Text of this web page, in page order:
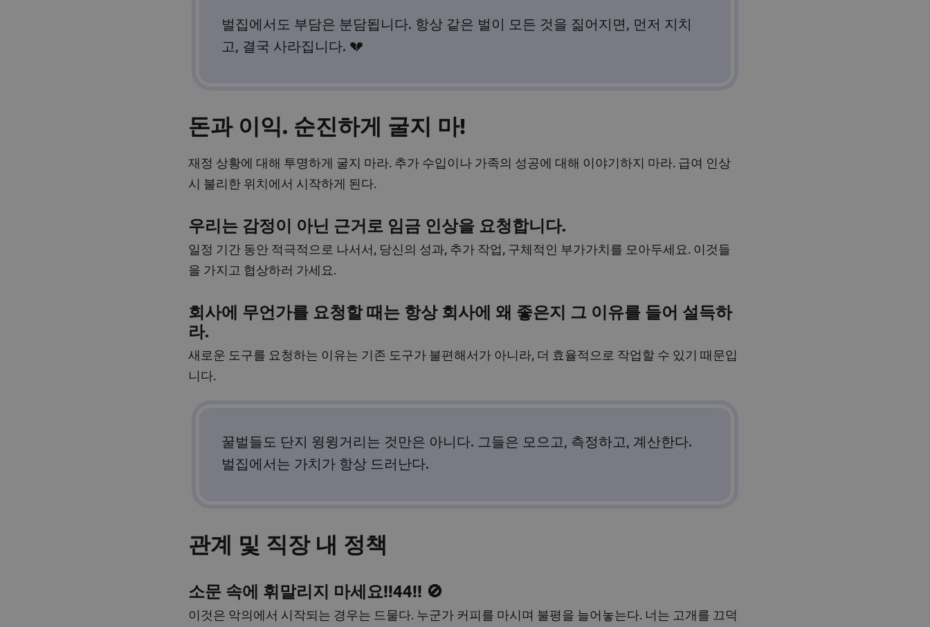
벌집에서도 부담은 분담됩니다. 항상 같은 벌이 모든 것을 짊어지면, 먼저 지치
고, 결국 사라집니다. 💔
돈과 이익. 순진하게 굴지 마!
재정 상황에 대해 투명하게 굴지 마라. 추가 수입이나 가족의 성공에 대해 이야기하지 마라. 급여 인상
시 불리한 위치에서 시작하게 된다.
우리는 감정이 아닌 근거로 임금 인상을 요청합니다.
일정 기간 동안 적극적으로 나서서, 당신의 성과, 추가 작업, 구체적인 부가가치를 모아두세요. 이것들
을 가지고 협상하러 가세요.
회사에 무언가를 요청할 때는 항상 회사에 왜 좋은지 그 이유를 들어 설득하
라.
새로운 도구를 요청하는 이유는 기존 도구가 불편해서가 아니라, 더 효율적으로 작업할 수 있기 때문입
니다.
꿀벌들도 단지 윙윙거리는 것만은 아니다. 그들은 모으고, 측정하고, 계산한다.
벌집에서는 가치가 항상 드러난다.
관계 및 직장 내 정책
소문 속에 휘말리지 마세요!!44!! 🚫
이것은 악의에서 시작되는 경우는 드물다. 누군가 커피를 마시며 불평을 늘어놓는다. 너는 고개를 끄덕